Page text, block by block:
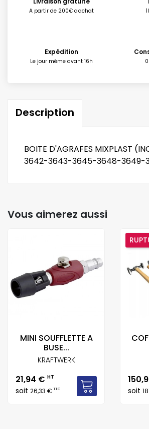
A partir de 200€ d'achat
Expédition
Le jour même avant 16h
Description
BOITE D'AGRAFES MIXPLAST
3642-3643-3645-3648-3649-
Vous aimerez aussi
MINI SOUFFLETTE A
BUSE...
KRAFTWERK
Prix
21,94 € HT
soit 26,33 €TTC
Prix
soit